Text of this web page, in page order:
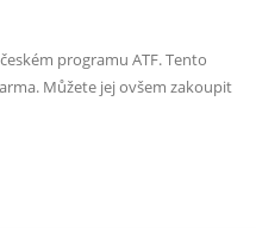
programu ATF. Tento
Můžete jej ovšem zakoupit